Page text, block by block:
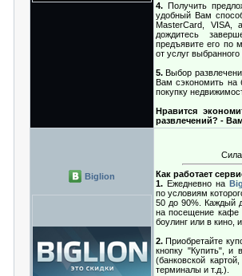
4. Получить
удобный Вам
MasterCard, VISA,
дождитесь
предъявите его по
от услуг
5. Выбор
Вам сэкономить на
покупку
Нравится
развлечений? -
Biglion
Сила
Как работает
1. Ежедневно на
по условиям
50 до 90%. Каждый
на посещение кафе
боулинг или в кино, и
2. Приобретайте
кнопку "Купить", и
(банковской
терминалы и т.д.).